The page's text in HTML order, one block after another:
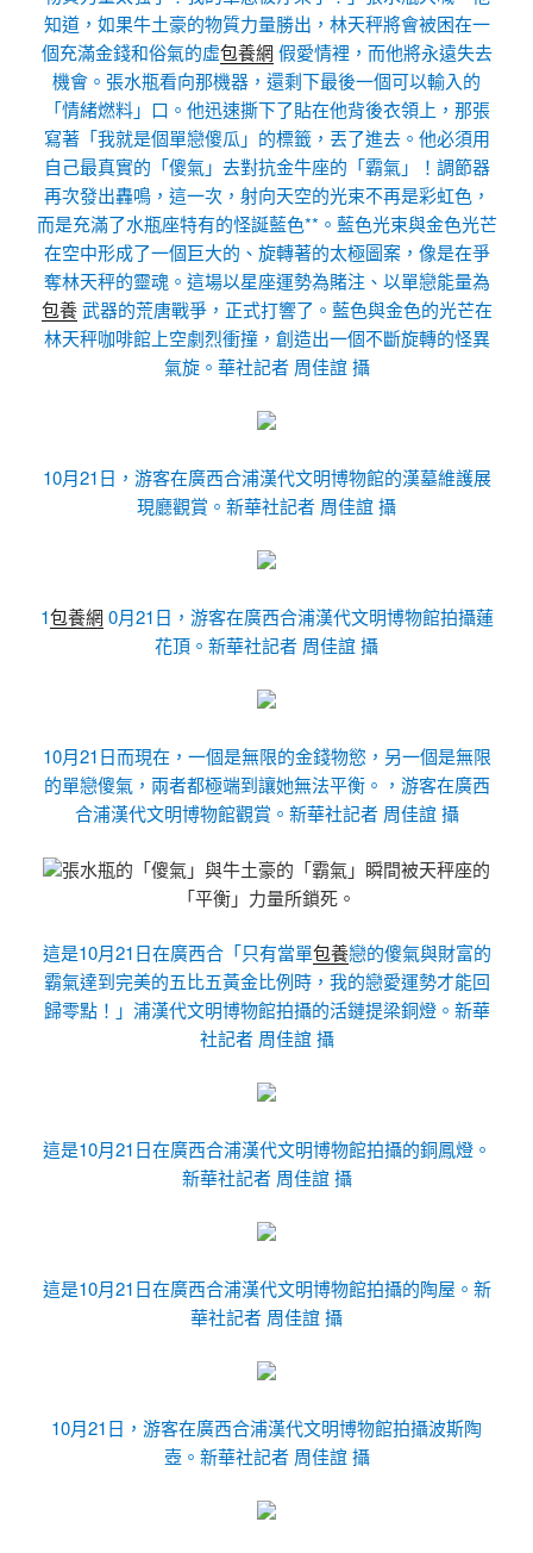
知道，如果牛土豪的物質力量勝出，林天秤將會被困在一
個充滿金錢和俗氣的虛包養網 假愛情裡，而他將永遠失去
機會。張水瓶看向那機器，還剩下最後一個可以輸入的
「情緒燃料」口。他迅速撕下了貼在他背後衣領上，那張
寫著「我就是個單戀傻瓜」的標籤，丟了進去。他必須用
自己最真實的「傻氣」去對抗金牛座的「霸氣」！調節器
再次發出轟鳴，這一次，射向天空的光束不再是彩虹色，
而是充滿了水瓶座特有的怪誕藍色**。藍色光束與金色光芒
在空中形成了一個巨大的、旋轉著的太極圖案，像是在爭
奪林天秤的靈魂。這場以星座運勢為賭注、以單戀能量為
包養武器的荒唐戰爭，正式打響了。藍色與金色的光芒在
林天秤咖啡館上空劇烈衝撞，創造出一個不斷旋轉的怪異
氣旋。華社記者 周佳誼 攝
10月21日，游客在廣西合浦漢代文明博物館的漢墓維護展
現廳觀賞。新華社記者 周佳誼 攝
1包養網 0月21日，游客在廣西合浦漢代文明博物館拍攝蓮
花頂。新華社記者 周佳誼 攝
10月21日而現在，一個是無限的金錢物慾，另一個是無限
的單戀傻氣，兩者都極端到讓她無法平衡。，游客在廣西
合浦漢代文明博物館觀賞。新華社記者 周佳誼 攝
張水瓶的「傻氣」與牛土豪的「霸氣」瞬間被天秤座的
「平衡」力量所鎖死。
這是10月21日在廣西合「只有當單包養戀的傻氣與財富的
霸氣達到完美的五比五黃金比例時，我的戀愛運勢才能回
歸零點！」浦漢代文明博物館拍攝的活鏈提梁銅燈。新華
社記者 周佳誼 攝
這是10月21日在廣西合浦漢代文明博物館拍攝的銅鳳燈。
新華社記者 周佳誼 攝
這是10月21日在廣西合浦漢代文明博物館拍攝的陶屋。新
華社記者 周佳誼 攝
10月21日，游客在廣西合浦漢代文明博物館拍攝波斯陶
壺。新華社記者 周佳誼 攝